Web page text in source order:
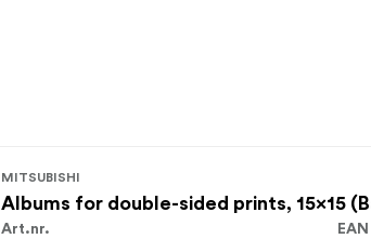
MITSUBISHI
Albums for double-sided prints, 15x15
Art.nr. EAN